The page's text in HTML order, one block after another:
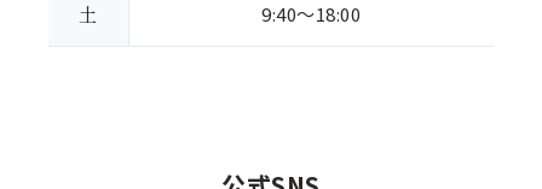
土 9:40～18:00